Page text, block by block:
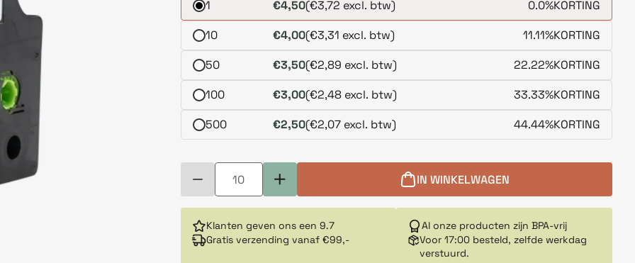
1
€4,50(€3,72 excl. btw) 0.0%KORTING
10
€4,00(€3,31 excl. btw) 11.11%KORTING
50
€3,50(€2,89 excl. btw) 22.22%KORTING
100
€3,00(€2,48 excl. btw) 33.33%KORTING
500
€2,50(€2,07 excl. btw) 44.44%KORTING
IN WINKELWAGEN
Klanten geven ons een 9.7
Gratis verzending vanaf €99,-
Al onze producten zijn BPA-vrij
Voor 17:00 besteld, zelfde werkdag
verstuurd.